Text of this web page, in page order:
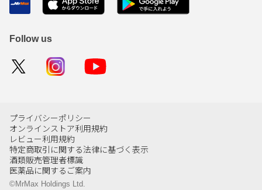
Follow us
プライバシーポリシー
オンラインストア利用規約
レビュー利用規約
特定商取引に関する法律に基づく表示
酒類販売管理者標識
医薬品に関するご案内
©MrMax Holdings Ltd.